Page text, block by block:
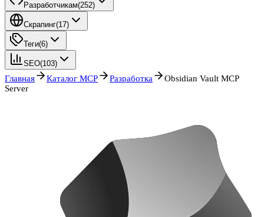
Разработчикам(252)
Скрапинг(17)
Теги(6)
SEO(103)
Главная Каталог MCP Разработка
Obsidian Vault MCP
Server